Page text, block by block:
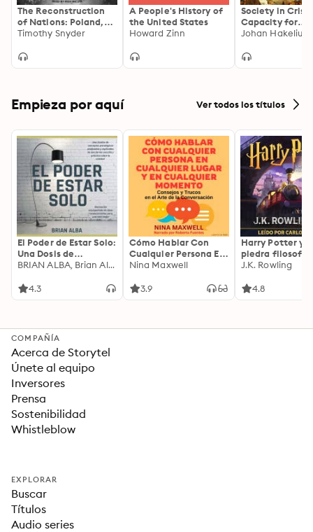
The Reconstruction
of Nations: Poland,
Ukraine, Lithuania,
Timothy Snyder
A People's History of
the United States
Howard Zinn
Society in
Capacity for
Adaptation and
Empieza por aquí Ver todos los títulos
El Poder de Estar Solo:
Una Dosis de
Motivación
Ideas Revolucionarias
BRIAN ALBA, Brian Alba
4.3
Cómo Hablar Con
Cualquier Persona En
Cualquier Lugar Y En
Nina Maxwell
3.9
Harry Potter y
piedra filosofal
J.K. Rowling
4.8
COMPAÑÍA
Acerca de Storytel
Únete al equipo
Inversores
Prensa
Sostenibilidad
Whistleblow
EXPLORAR
Buscar
Títulos
Audio series